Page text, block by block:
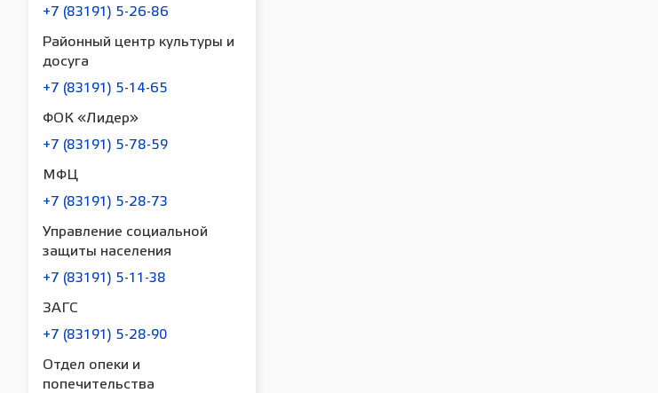
+7 (83191) 5-26-86
Районный центр культуры и
досуга
+7 (83191) 5-14-65
ФОК «Лидер»
+7 (83191) 5-78-59
МФЦ
+7 (83191) 5-28-73
Управление социальной
защиты населения
+7 (83191) 5-11-38
ЗАГС
+7 (83191) 5-28-90
Отдел опеки и
попечительства